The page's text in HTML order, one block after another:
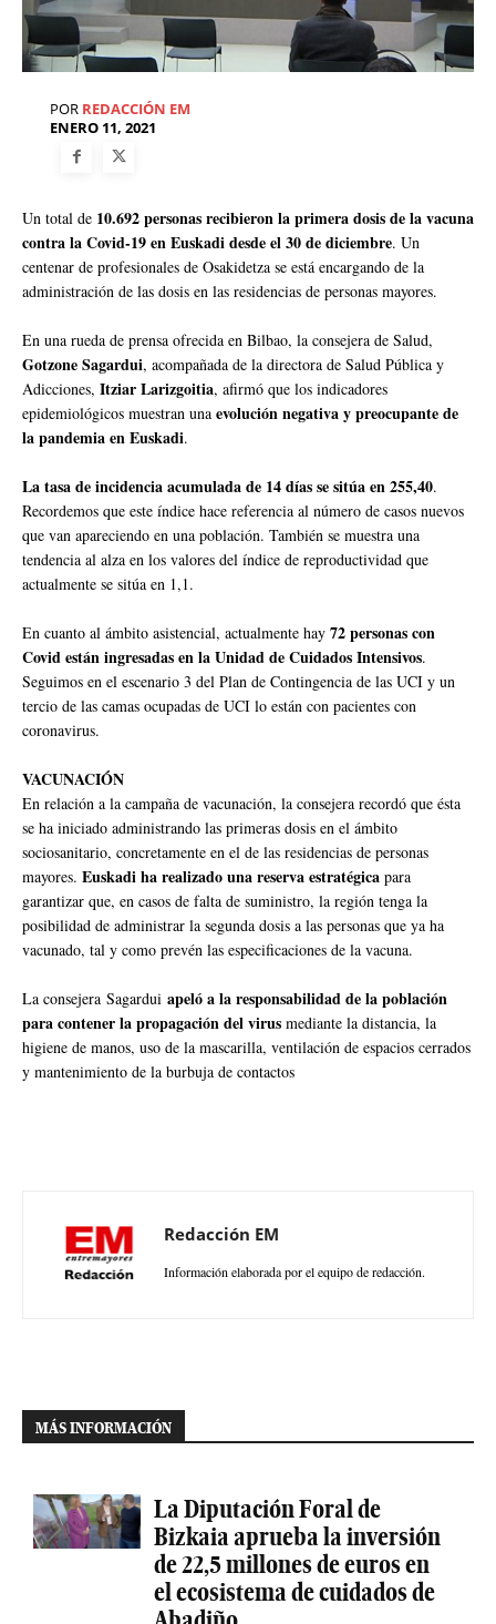
POR REDACCIÓN EM
ENERO 11, 2021
Un total de 10.692 personas recibieron la primera dosis de la vacuna
contra la Covid-19 en Euskadi desde el 30 de diciembre. Un
centenar de profesionales de Osakidetza se está encargando de la
administración de las dosis en las residencias de personas mayores.
En una rueda de prensa ofrecida en Bilbao, la consejera de Salud,
Gotzone Sagardui, acompañada de la directora de Salud Pública y
Adicciones, Itziar Larizgoitia, afirmó que los indicadores
epidemiológicos muestran una evolución negativa y preocupante de
la pandemia en Euskadi.
La tasa de incidencia acumulada de 14 días se sitúa en 255,40.
Recordemos que este índice hace referencia al número de casos nuevos
que van apareciendo en una población. También se muestra una
tendencia al alza en los valores del índice de reproductividad que
actualmente se sitúa en 1,1.
En cuanto al ámbito asistencial, actualmente hay 72 personas con
Covid están ingresadas en la Unidad de Cuidados Intensivos.
Seguimos en el escenario 3 del Plan de Contingencia de las UCI y un
tercio de las camas ocupadas de UCI lo están con pacientes con
coronavirus.
VACUNACIÓN
En relación a la campaña de vacunación, la consejera recordó que ésta
se ha iniciado administrando las primeras dosis en el ámbito
sociosanitario, concretamente en el de las residencias de personas
mayores. Euskadi ha realizado una reserva estratégica para
garantizar que, en casos de falta de suministro, la región tenga la
posibilidad de administrar la segunda dosis a las personas que ya ha
vacunado, tal y como prevén las especificaciones de la vacuna.
La consejera Sagardui apeló a la responsabilidad de la población
para contener la propagación del virus mediante la distancia, la
higiene de manos, uso de la mascarilla, ventilación de espacios cerrados
y mantenimiento de la burbuja de contactos
Redacción EM
Información elaborada por el equipo de redacción.
MÁS INFORMACIÓN
La Diputación Foral de
Bizkaia aprueba la inversión
de 22,5 millones de euros en
el ecosistema de cuidados de